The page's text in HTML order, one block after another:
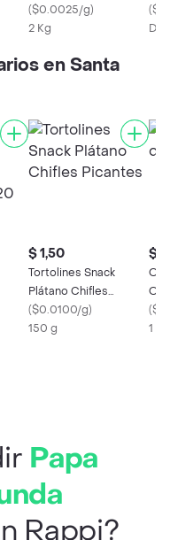
($0.0025/g)
2 Kg
(
en Santa
$ 1,50
Tortolines Snack
Plátano Chifles
Picantes
($0.0100/g)
150 g
$
(
1 X
Papa
Rappi?